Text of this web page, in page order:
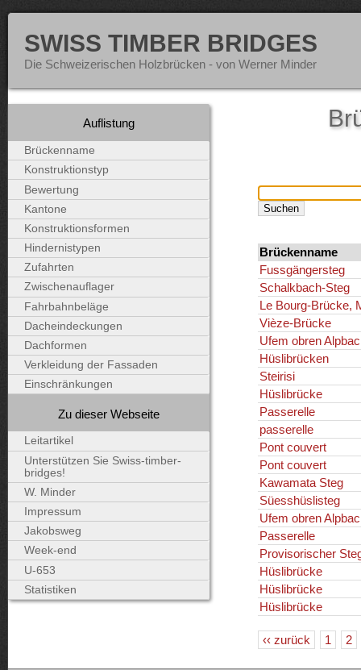
SWISS TIMBER BRIDGES
Die Schweizerischen Holzbrücken - von Werner Minder
Brückenname
Fussgängersteg
Schalkbach-Steg
Le Bourg-Brücke,
Vièze-Brücke
Ufem obren
Hüslibrücken
Steirisi
Hüslibrücke
Passerelle
passerelle
Pont couvert
Pont couvert
Kawamata Steg
Süesshüslisteg
Ufem obren
Passerelle
Provisorischer
Hüslibrücke
Hüslibrücke
Hüslibrücke
‹‹ zurück 1 2
Auflistung
Brückenname
Konstruktionstyp
Bewertung
Kantone
Konstruktionsformen
Hindernistypen
Zufahrten
Zwischenauflager
Fahrbahnbeläge
Dacheindeckungen
Dachformen
Verkleidung der Fassaden
Einschränkungen
Zu dieser Webseite
Leitartikel
Unterstützen Sie Swiss-timber-
bridges!
W. Minder
Impressum
Jakobsweg
Week-end
U-653
Statistiken